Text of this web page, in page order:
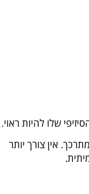
שלו להיות ראוי.
אין צורך יותר